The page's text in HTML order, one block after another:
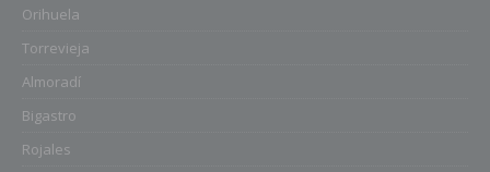
Orihuela
Torrevieja
Almoradí
Bigastro
Rojales